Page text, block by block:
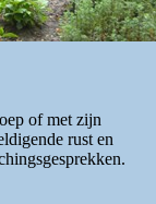
of met zijn
rust en